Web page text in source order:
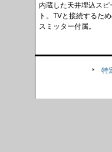
内蔵した天井埋込スピ
ト。TVと接続するた
スミッター付属。
特